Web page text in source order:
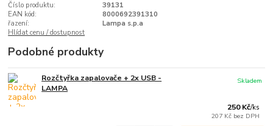
Číslo produktu:
39131
EAN kód:
8000692391310
řazení:
Lampa s.p.a
Hlídat cenu / dostupnost
Podobné produkty
Rozčtyřka zapalovače + 2x USB -
LAMPA
250 Kč/ks
207 Kč bez DPH
Skladem